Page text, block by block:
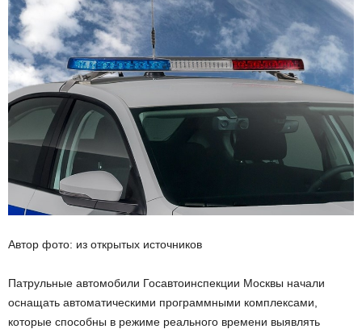
Автор фото: из открытых источников
Патрульные автомобили Госавтоинспекции Москвы начали
оснащать автоматическими программными комплексами,
которые способны в режиме реального времени выявлять